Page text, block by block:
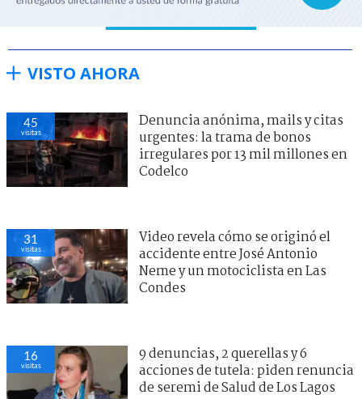
VISTO AHORA
45
visitas
Denuncia anónima, mails y citas
urgentes: la trama de bonos
irregulares por 13 mil millones en
Codelco
31
visitas
Video revela cómo se originó el
accidente entre José Antonio
Neme y un motociclista en Las
Condes
16
visitas
9 denuncias, 2 querellas y 6
acciones de tutela: piden renuncia
de seremi de Salud de Los Lagos